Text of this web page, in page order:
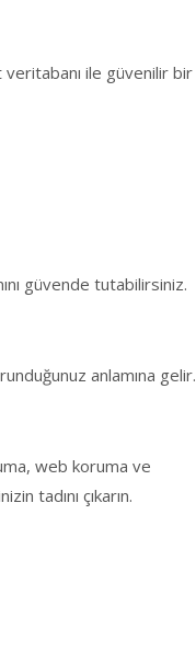
veritabanı ile güvenilir bir
güvende tutabilirsiniz.
anlamına gelir.
web koruma ve
tadını çıkarın.